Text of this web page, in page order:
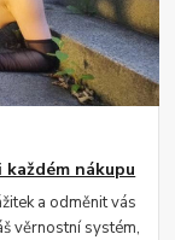
nákupu
a odměnit vás
věrnostní systém,